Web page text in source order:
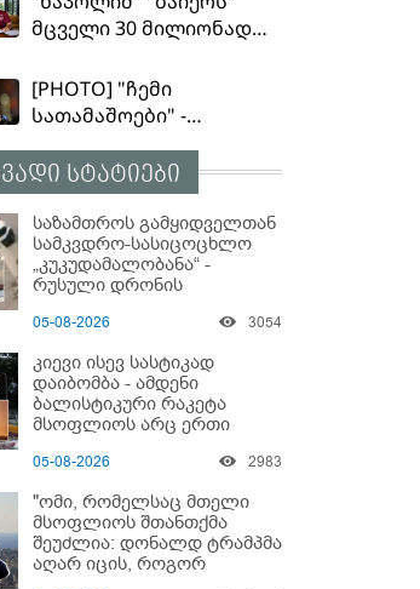
სტატიები
საზამთროს გამყიდველთან
სამკვდრო-სასიცოცხლო
„კუკუდამალობანა“ -
რუსული დრონის
ვიდეო
05-08-2026 3054
კიევი ისევ სასტიკად
დაიბომბა - ამდენი
ბალისტიკური რაკეტა
მსოფლიოს არც ერთი
პუტინის ახალი
05-08-2026 2983
"ომი, რომელსაც მთელი
მსოფლიოს შთანთქმა
შეუძლია: დონალდ ტრამპმა
აღარ იცის, როგორ